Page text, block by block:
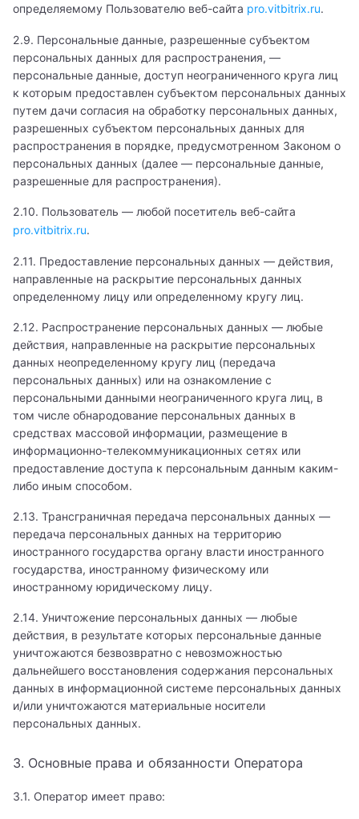
определяемому Пользователю веб-сайта pro.vitbitrix.ru.
2.9. Персональные данные, разрешенные субъектом
персональных данных для распространения, —
персональные данные, доступ неограниченного круга лиц
к которым предоставлен субъектом персональных данных
путем дачи согласия на обработку персональных данных,
разрешенных субъектом персональных данных для
распространения в порядке, предусмотренном Законом о
персональных данных (далее — персональные данные,
разрешенные для распространения).
2.10. Пользователь — любой посетитель веб-сайта
pro.vitbitrix.ru.
2.11. Предоставление персональных данных — действия,
направленные на раскрытие персональных данных
определенному лицу или определенному кругу лиц.
2.12. Распространение персональных данных — любые
действия, направленные на раскрытие персональных
данных неопределенному кругу лиц (передача
персональных данных) или на ознакомление с
персональными данными неограниченного круга лиц, в
том числе обнародование персональных данных в
средствах массовой информации, размещение в
информационно-телекоммуникационных сетях или
предоставление доступа к персональным данным каким-
либо иным способом.
2.13. Трансграничная передача персональных данных —
передача персональных данных на территорию
иностранного государства органу власти иностранного
государства, иностранному физическому или
иностранному юридическому лицу.
2.14. Уничтожение персональных данных — любые
действия, в результате которых персональные данные
уничтожаются безвозвратно с невозможностью
дальнейшего восстановления содержания персональных
данных в информационной системе персональных данных
и/или уничтожаются материальные носители
персональных данных.
3. Основные права и обязанности Оператора
3.1. Оператор имеет право: